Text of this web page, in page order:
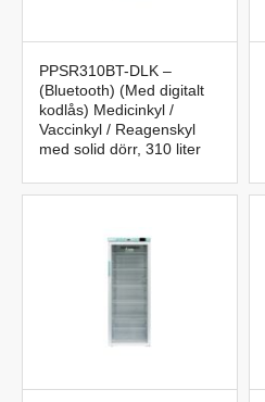
PPSR310BT-DLK –
(Bluetooth) (Med digitalt
kodlås) Medicinkyl /
Vaccinkyl / Reagenskyl
med solid dörr, 310 liter